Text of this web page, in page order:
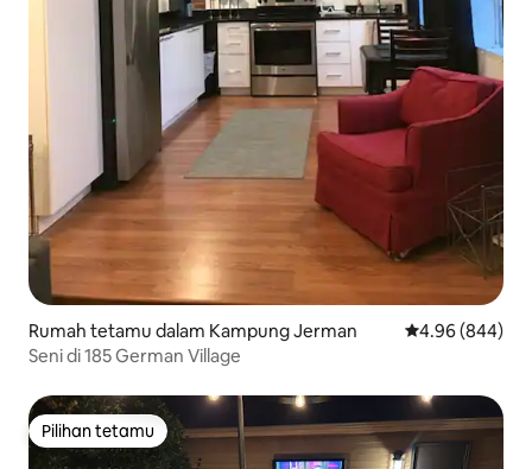
Rumah tetamu dalam Kampung Jerman Penarafan
4.96 (844)
Seni di 185 German Village
Pilihan tetamu
Pilihan tetamu